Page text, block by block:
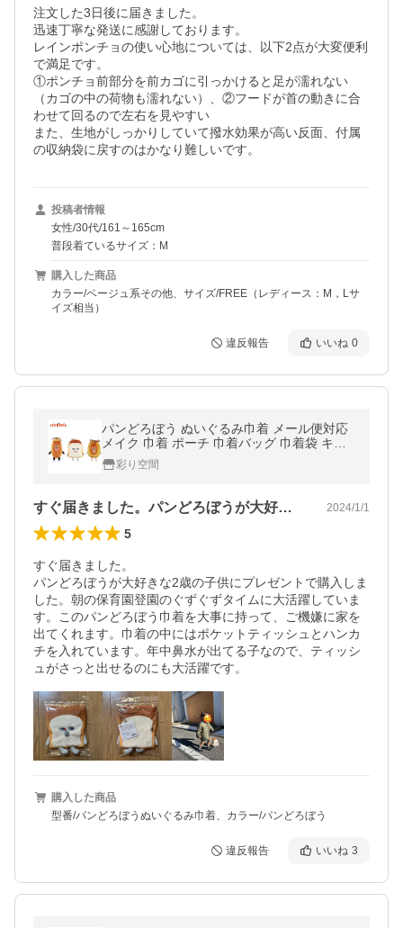
注文した3日後に届きました。
迅速丁寧な発送に感謝しております。
レインポンチョの使い心地については、以下2点が大変便利
で満足です。
①ポンチョ前部分を前カゴに引っかけると足が濡れない
（カゴの中の荷物も濡れない）、②フードが首の動きに合
わせて回るので左右を見やすい
また、生地がしっかりしていて撥水効果が高い反面、付属
の収納袋に戻すのはかなり難しいです。
投稿者情報
女性/30代/161～165cm
普段着ているサイズ：M
購入した商品
カラー/ベージュ系その他、サイズ/FREE（レディース：M，Lサ
イズ相当）
違反報告 いいね 0
パンどろぼう ぬいぐるみ巾着 メール便対応
メイク 巾着 ポーチ 巾着バッグ 巾着袋 キャ
ラクター 小さい PD-5530232PD PD-553023
4NZ PD-5530233NP
彩り空間
すぐ届きました。パンどろぼうが大好きな… 2024/1/1
5
すぐ届きました。
パンどろぼうが大好きな2歳の子供にプレゼントで購入しま
した。朝の保育園登園のぐずぐずタイムに大活躍していま
す。このパンどろぼう巾着を大事に持って、ご機嫌に家を
出てくれます。巾着の中にはポケットティッシュとハンカ
チを入れています。年中鼻水が出てる子なので、ティッシ
ュがさっと出せるのにも大活躍です。
購入した商品
型番/パンどろぼうぬいぐるみ巾着、カラー/パンどろぼう
違反報告 いいね 3